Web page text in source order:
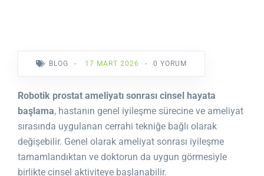
BLOG - 17 MART 2026 - 0 YORUM
Robotik prostat ameliyatı sonrası cinsel hayata
başlama, hastanın genel iyileşme sürecine ve ameliyat
sırasında uygulanan cerrahi tekniğe bağlı olarak
değişebilir. Genel olarak ameliyat sonrası iyileşme
tamamlandıktan ve doktorun da uygun görmesiyle
birlikte cinsel aktiviteye başlanabilir.